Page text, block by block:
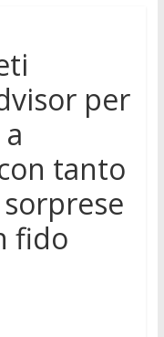
per
tanto
fido